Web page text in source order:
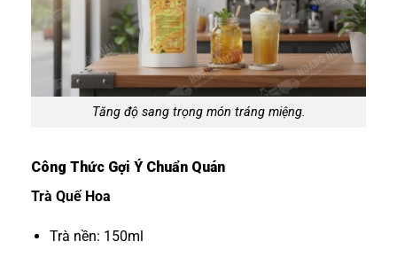
Tăng độ sang trọng món tráng miệng.
Công Thức Gợi Ý Chuẩn Quán
Trà Quế Hoa
Trà nền: 150ml